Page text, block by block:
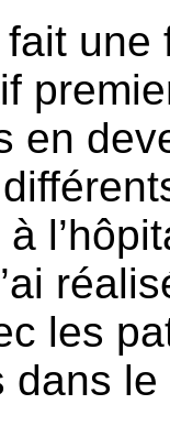
en
les
le